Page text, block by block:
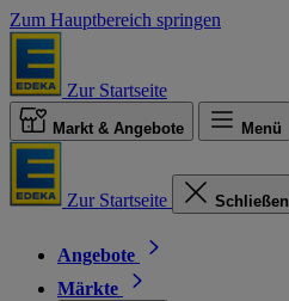
Zum Hauptbereich springen
Zur Startseite
Markt & Angebote Menü
Zur Startseite Schließen
Angebote
Märkte